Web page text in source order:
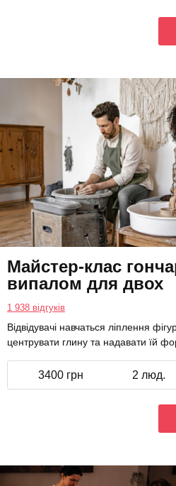
Майстер-клас
випалом для двох
1 938 відгуків
Відвідувачі навчаться ліплення
центрувати глину та надавати їй
3400 грн 2 люд.